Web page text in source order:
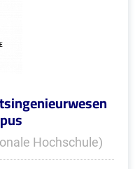
Hochschule)